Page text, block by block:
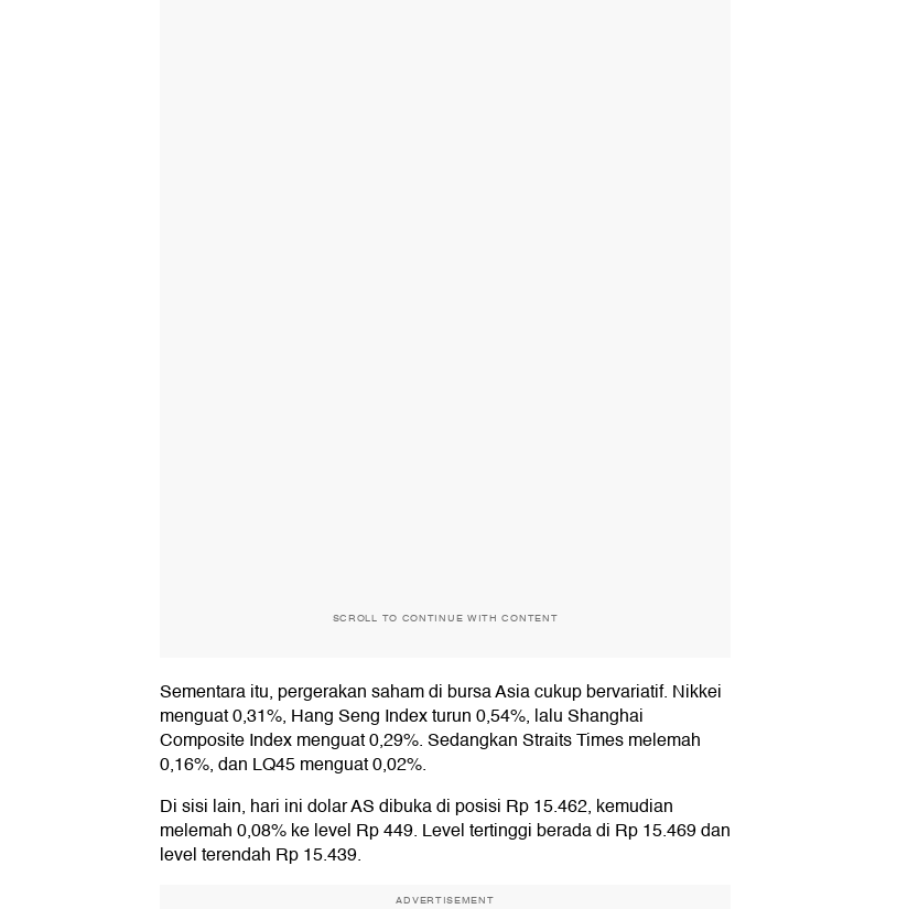
SCROLL TO CONTINUE WITH CONTENT
Sementara itu, pergerakan saham di bursa Asia cukup bervariatif. Nikkei
menguat 0,31%, Hang Seng Index turun 0,54%, lalu Shanghai
Composite Index menguat 0,29%. Sedangkan Straits Times melemah
0,16%, dan LQ45 menguat 0,02%.
Di sisi lain, hari ini dolar AS dibuka di posisi Rp 15.462, kemudian
melemah 0,08% ke level Rp 449. Level tertinggi berada di Rp 15.469 dan
level terendah Rp 15.439.
ADVERTISEMENT